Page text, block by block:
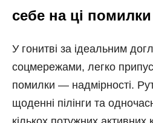
себе на ці помилки
У гонитві за ідеальним
соцмережами, легко
помилки — надмірності.
щоденні пілінги та